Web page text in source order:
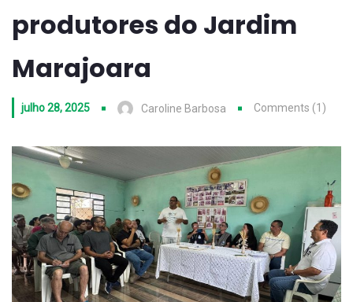
produtores do Jardim
Marajoara
julho 28, 2025 Caroline Barbosa Comments (1)